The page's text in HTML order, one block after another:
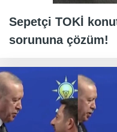
Sepetçi TOKİ
sorununa çözüm!